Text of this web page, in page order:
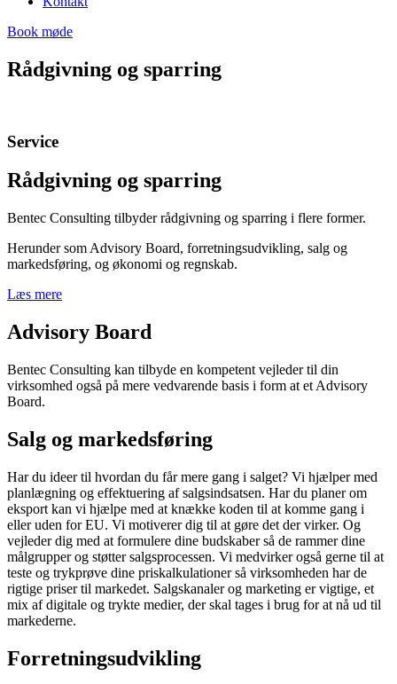
Book møde
Rådgivning og sparring
Service
Rådgivning og sparring
Bentec Consulting tilbyder rådgivning og sparring i flere former.
Herunder som Advisory Board, forretningsudvikling, salg og
markedsføring, og økonomi og regnskab.
Læs mere
Advisory Board
Bentec Consulting kan tilbyde en kompetent vejleder til din
virksomhed også på mere vedvarende basis i form at et Advisory
Board.
Salg og markedsføring
Har du ideer til hvordan du får mere gang i salget? Vi hjælper med
planlægning og effektuering af salgsindsatsen. Har du planer om
eksport kan vi hjælpe med at knække koden til at komme gang i
eller uden for EU. Vi motiverer dig til at gøre det der virker. Og
vejleder dig med at formulere dine budskaber så de rammer dine
målgrupper og støtter salgsprocessen. Vi medvirker også gerne til at
teste og trykprøve dine priskalkulationer så virksomheden har de
rigtige priser til markedet. Salgskanaler og marketing er vigtige, et
mix af digitale og trykte medier, der skal tages i brug for at nå ud til
markederne.
Forretningsudvikling